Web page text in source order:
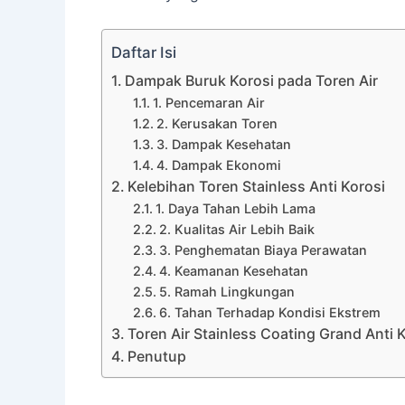
Daftar Isi
Dampak Buruk Korosi pada Toren Air
1. Pencemaran Air
2. Kerusakan Toren
3. Dampak Kesehatan
4. Dampak Ekonomi
Kelebihan Toren Stainless Anti Korosi
1. Daya Tahan Lebih Lama
2. Kualitas Air Lebih Baik
3. Penghematan Biaya Perawatan
4. Keamanan Kesehatan
5. Ramah Lingkungan
6. Tahan Terhadap Kondisi Ekstrem
Toren Air Stainless Coating Grand Anti
Penutup